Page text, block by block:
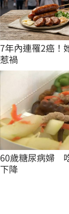
7年內連罹2癌！
惹禍
60歲糖尿病婦　
下降